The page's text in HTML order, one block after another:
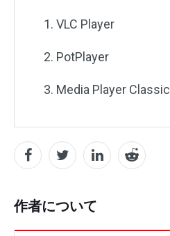
VLC Player
PotPlayer
Media Player
作者について